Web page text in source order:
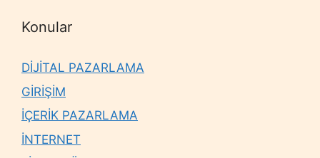
Konular
DİJİTAL PAZARLAMA
GİRİŞİM
İÇERİK PAZARLAMA
İNTERNET